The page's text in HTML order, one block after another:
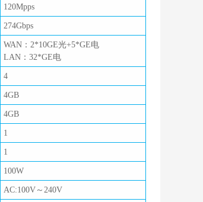
120Mpps
274Gbps
WAN：2*10GE光+5*GE电
LAN：32*GE电
4
4GB
4GB
1
1
100W
AC:100V～240V